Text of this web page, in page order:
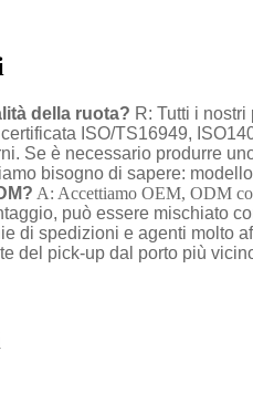
della ruota? R: Tutti i
ISO/TS16949,
Se è necessario produrre
bisogno di sapere:
A: Accettiamo OEM, ODM
può essere mischiato
di spedizioni e agenti molto
del pick-up dal porto più